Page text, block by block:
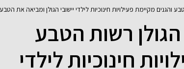
והגנים מקיימת פעילויות חינוכיות לילדי יישובי הגולן ומביאה את
רשות הטבע
חינוכיות לילדי